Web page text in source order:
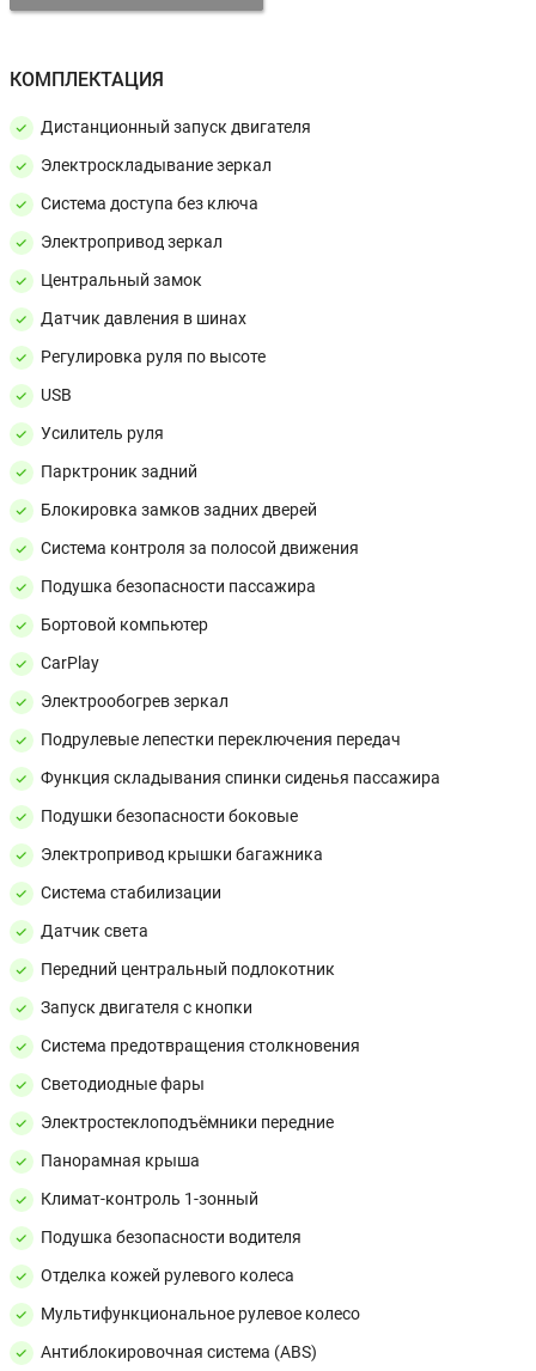
КОМПЛЕКТАЦИЯ
Дистанционный запуск двигателя
Электроскладывание зеркал
Система доступа без ключа
Электропривод зеркал
Центральный замок
Датчик давления в шинах
Регулировка руля по высоте
USB
Усилитель руля
Парктроник задний
Блокировка замков задних дверей
Система контроля за полосой движения
Подушка безопасности пассажира
Бортовой компьютер
CarPlay
Электрообогрев зеркал
Подрулевые лепестки переключения передач
Функция складывания спинки сиденья пассажира
Подушки безопасности боковые
Электропривод крышки багажника
Система стабилизации
Датчик света
Передний центральный подлокотник
Запуск двигателя с кнопки
Система предотвращения столкновения
Светодиодные фары
Электростеклоподъёмники передние
Панорамная крыша
Климат-контроль 1-зонный
Подушка безопасности водителя
Отделка кожей рулевого колеса
Мультифункциональное рулевое колесо
Антиблокировочная система (ABS)